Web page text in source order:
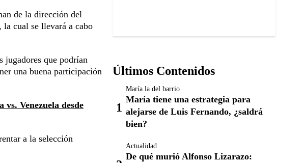
de la dirección del
cual se llevará a cabo
jugadores que podrían
una buena participación
Venezuela desde
a la selección
Últimos Contenidos
María la del barrio
María tiene una estrategia para
alejarse de Luis Fernando, ¿saldrá
bien?
Actualidad
De qué murió Alfonso Lizarazo: